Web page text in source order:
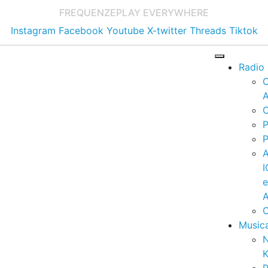
FREQUENZEPLAY EVERYWHERE
Instagram Facebook Youtube X-twitter Threads Tiktok
Radio
e